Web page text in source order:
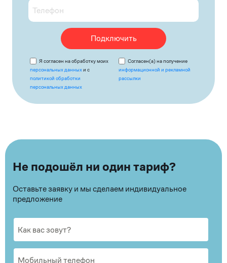
Подключить
Я согласен на обработку моих
персональных данныхи с
политикой обработки
персональных данных
Согласен(а) на получение
информационной и рекламной
рассылки
Не подошёл ни один тариф?
Оставьте заявку и мы сделаем индивидуальное
предложение